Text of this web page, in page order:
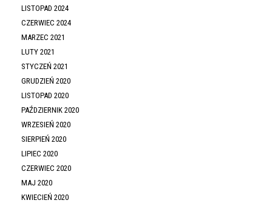
LISTOPAD 2024
CZERWIEC 2024
MARZEC 2021
LUTY 2021
STYCZEŃ 2021
GRUDZIEŃ 2020
LISTOPAD 2020
PAŹDZIERNIK 2020
WRZESIEŃ 2020
SIERPIEŃ 2020
LIPIEC 2020
CZERWIEC 2020
MAJ 2020
KWIECIEŃ 2020